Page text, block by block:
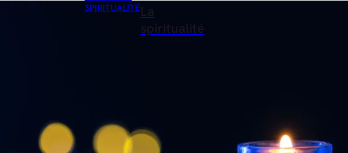
SPIRITUALITÉLa
spiritualité